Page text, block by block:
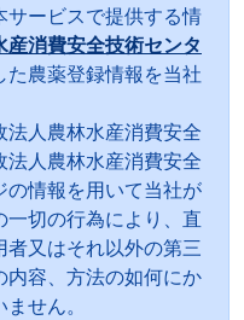
ービスで提供する情
消費安全技術センタ
た農薬登録情報を当社
人農林水産消費安全
人農林水産消費安全
情報を用いて当社が
切の行為により、直
又はそれ以外の第三
容、方法の如何にか
せん。